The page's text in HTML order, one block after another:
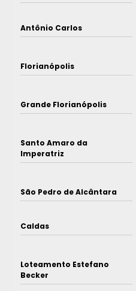
Antônio Carlos
Florianópolis
Grande Florianópolis
Santo Amaro da
Imperatriz
São Pedro de Alcântara
Caldas
Loteamento Estefano
Becker